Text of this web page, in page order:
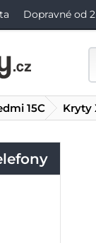
Dopravné od
15C Kryty